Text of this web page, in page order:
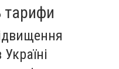
тарифи